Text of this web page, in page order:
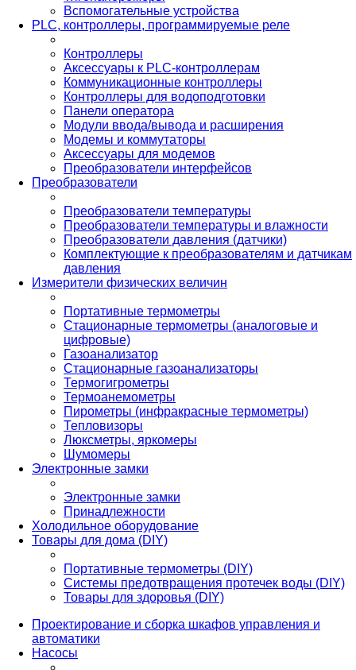
Вспомогательные устройства
PLС, контроллеры, программируемые реле
Контроллеры
Аксессуары к PLC-контроллерам
Коммуникационные контроллеры
Контроллеры для водоподготовки
Панели оператора
Модули ввода/вывода и расширения
Модемы и коммутаторы
Аксессуары для модемов
Преобразователи интерфейсов
Преобразователи
Преобразователи температуры
Преобразователи температуры и влажности
Преобразователи давления (датчики)
Комплектующие к преобразователям и датчикам
давления
Измерители физических величин
Портативные термометры
Стационарные термометры (аналоговые и
цифровые)
Газоанализатор
Стационарные газоанализаторы
Термогигрометры
Термоанемометры
Пирометры (инфракрасные термометры)
Тепловизоры
Люксметры, яркомеры
Шумомеры
Электронные замки
Электронные замки
Принадлежности
Холодильное оборудование
Товары для дома (DIY)
Портативные термометры (DIY)
Системы предотвращения протечек воды (DIY)
Товары для здоровья (DIY)
Проектирование и сборка шкафов управления и
автоматики
Насосы